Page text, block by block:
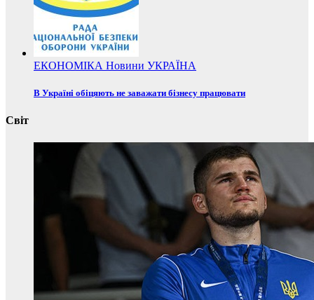
ЕКОНОМІКА Новини УКРАЇНА
В Україні обіцяють не заважати бізнесу працювати
Світ